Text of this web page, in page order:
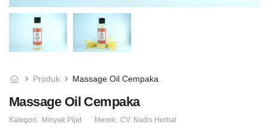
Balsem Taru Hangat (
spice balm )
Produk Massage Oil Cempaka
Massage Oil Cempaka
Kategori: Minyak Pijat Merek: CV. Nadis Herbal